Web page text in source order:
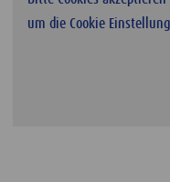
um die Cookie